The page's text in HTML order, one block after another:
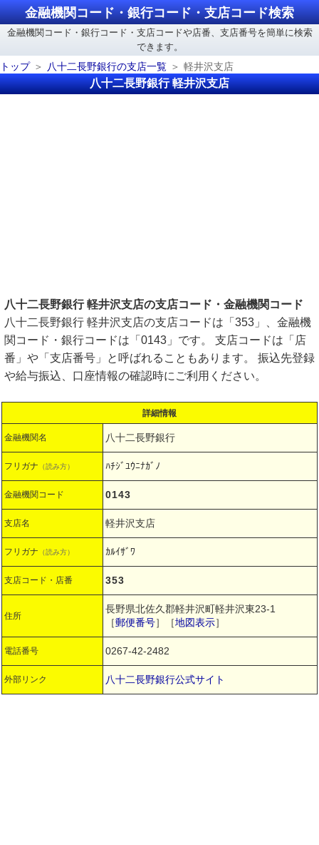
金融機関コード・銀行コード・支店コード検索
金融機関コード・銀行コード・支店コードや店番、支店番号を簡単に検索
できます。
トップ
八十二長野銀行の支店一覧 軽井沢支店
八十二長野銀行 軽井沢支店
八十二長野銀行 軽井沢支店の支店コード・金融機関コード
八十二長野銀行 軽井沢支店の支店コードは「353」、金融機
関コード・銀行コードは「0143」です。 支店コードは「店
番」や「支店番号」と呼ばれることもあります。 振込先登録
や給与振込、口座情報の確認時にご利用ください。
詳細情報
金融機関名 八十二長野銀行
フリガナ （読み方） ﾊﾁｼﾞﾕｳﾆﾅｶﾞﾉ
金融機関コード 0143
支店名 軽井沢支店
フリガナ （読み方） ｶﾙｲｻﾞﾜ
支店コード・店番 353
住所
長野県北佐久郡軽井沢町軽井沢東23-1
［郵便番号］［地図表示］
電話番号 0267-42-2482
外部リンク 八十二長野銀行公式サイト